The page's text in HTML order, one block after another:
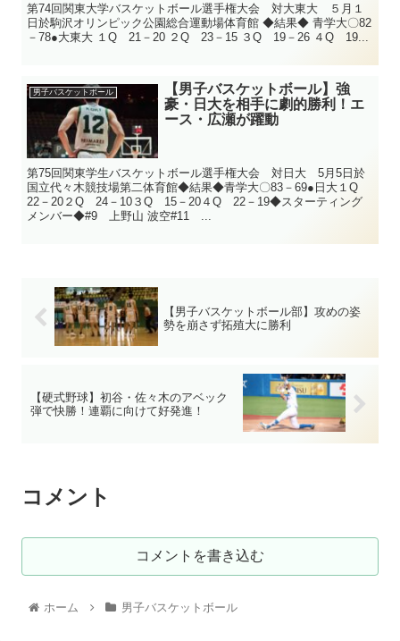
第74回関東大学バスケットボール選手権大会 対大東大 ５月１
日於駒沢オリンピック公園総合運動場体育館 ◆結果◆ 青学大〇82
－78●大東大 １Q 21－20 ２Q 23－15 ３Q 19－26 ４Q 19...
男子バスケットボール
【男子バスケットボール】強
豪・日大を相手に劇的勝利！エ
ース・広瀬が躍動
第75回関東学生バスケットボール選手権大会 対日大 5月5日於
国立代々木競技場第二体育館◆結果◆青学大〇83－69●日大１Q
22－20２Q 24－10３Q 15－20４Q 22－19◆スターティング
メンバー◆#9 上野山 波空#11 ...
【男子バスケットボール部】攻めの姿
勢を崩さず拓殖大に勝利
【硬式野球】初谷・佐々木のアベック
弾で快勝！連覇に向けて好発進！
コメント
コメントを書き込む
ホーム 男子バスケットボール